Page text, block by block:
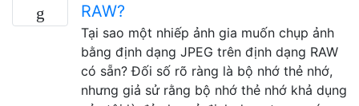
RAW?
Tại sao một nhiếp ảnh gia muốn chụp ảnh
bằng định dạng JPEG trên định dạng RAW
có sẵn? Đối số rõ ràng là bộ nhớ thẻ nhớ,
nhưng giả sử rằng bộ nhớ thẻ nhớ khả dụng